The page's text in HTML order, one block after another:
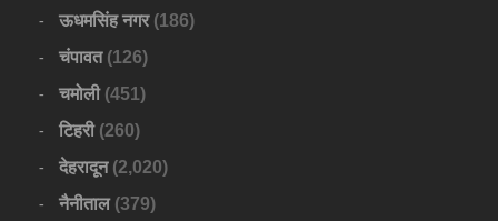
ऊधमसिंह नगर(186)
चंपावत(126)
चमोली(451)
टिहरी(260)
देहरादून(2,020)
नैनीताल(379)